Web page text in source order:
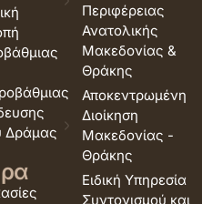
Δράμας
Περιφέρειας
Ανατολικής
Μακεδονίας &
Θράκης
Αποκεντρωμένη
Διοίκηση
Μακεδονίας -
Θράκης
Ειδική Υπηρεσία
Συντονισμού και